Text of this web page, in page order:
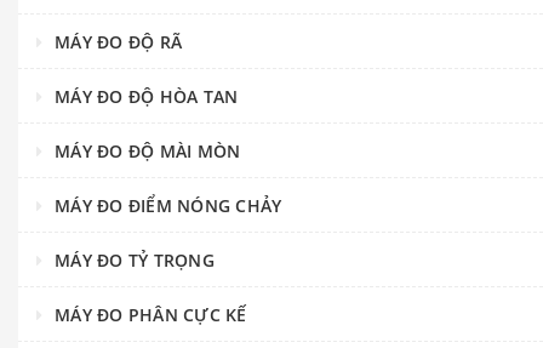
MÁY ĐO ĐỘ RÃ
MÁY ĐO ĐỘ HÒA TAN
MÁY ĐO ĐỘ MÀI MÒN
MÁY ĐO ĐIỂM NÓNG CHẢY
MÁY ĐO TỶ TRỌNG
MÁY ĐO PHÂN CỰC KẾ